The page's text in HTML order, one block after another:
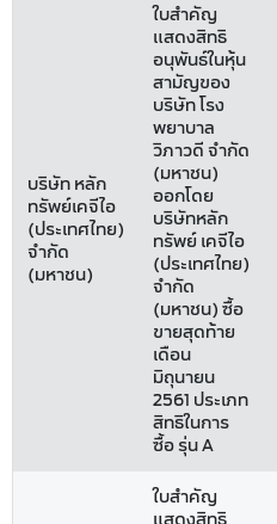
บริษัท หลัก
ทรัพย์เคจีไอ
(ประเทศไทย)
จำกัด
(มหาชน)
ใบสำคัญ
แสดงสิทธิ
อนุพันธ์ในหุ้น
สามัญของ
บริษัท โรง
พยาบาล
วิภาวดี จำกัด
(มหาชน)
ออกโดย
บริษัทหลัก
ทรัพย์ เคจีไอ
(ประเทศไทย)
จำกัด
(มหาชน) ซื้อ
ขายสุดท้าย
เดือน
มิถุนายน
2561 ประเภท
สิทธิในการ
ซื้อ รุ่น A
ใบสำคัญ